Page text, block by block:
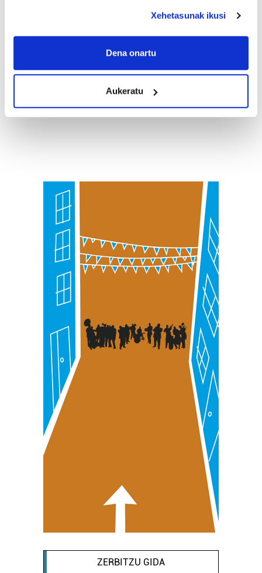
If you allow, we would also like to:
Collect information about your geographical
Identify your device by actively scanning it for
specific characteristics (fingerprinting)
prozesatzen ditugu, zure IP zenbakia, besteak beste,
teknologia erabiliz, cookieak adibidez, iragarki eta eduki
pertsonalizatuak eskaintzeko, iragarkiak eta edukia
neurtzeko, jendeari buruzko informazioa biltzeko eta
produktuak garatzeko. Zure datuak nork eta zertarako
erabiltzen dituen hauta dezakezu.
Bazkide batzuek ez dizute baimenik eskatzen, eta beren
interes komertzial legitimoetan babesten dira. Ikusi gure
bazkideen zerrenda, beren ustez zein helburutarako
duten interes legitimoa eta horren aurka nola egin
dezakezun ikusteko.
Lortu zure datu pertsonalak prozesatzeko moduari
buruzko informazio gehiago eta ezarri zure lehentasunak
datuen atalean. Edozein unetan alda edo ken dezakezu
zure baimena Cookieen adierazpenean.
Webgune honek cookie propioak eta hirugarrenen cookie-
fitxategiak erabiltzen ditu. Zure esperientzia eta
zerbitzuak hobetzeko asmoz, cookie teknologiaz
baliatzen gara. Ohar hau onartuz gero, teknologia hori
erabiltzeko baimen esplizitua ematen diguzu.
Gehiago
Xehetasunak ikusi
Dena onartu
Aukeratu
ZERBITZU GIDA